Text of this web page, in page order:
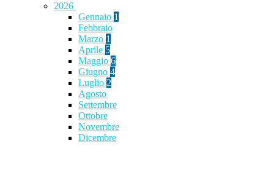
2026
Gennaio 1
Febbraio
Marzo 1
Aprile 5
Maggio 6
Giugno 4
Luglio 2
Agosto
Settembre
Ottobre
Novembre
Dicembre